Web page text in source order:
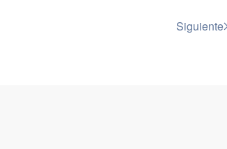
Siguiente